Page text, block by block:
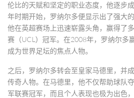
伦比的天赋和坚定的职业态度，他逐步
年时期开始，罗纳尔多便显示出了强大
他在英超赛场上迅速崭露头角，赢得了
赛（UCL）冠军。在2008年，罗纳尔多
成为世界足坛的焦点人物。
之后，罗纳尔多转会至皇家马德里，并
传奇人物。在马德里，他不仅帮助球队
军联赛冠军，而且个人表现也极为出色